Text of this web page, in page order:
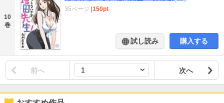
10
巻
35ページ |150pt
試し読み 購入する
前へ 次へ